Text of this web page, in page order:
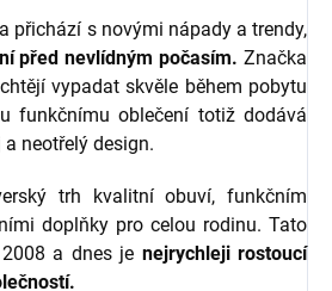
přichází s novými nápady a trendy,
před nevlídným počasím.Značka
vypadat skvěle během pobytu
funkčnímu oblečení totiž dodává
neotřelý design.
trh kvalitní obuví, funkčním
doplňky pro celou rodinu. Tato
a dnes je nejrychleji rostoucí